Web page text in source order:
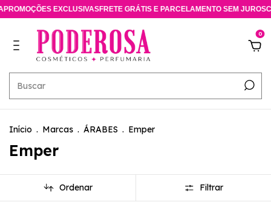
EXCLUSIVASFRETE GRÁTIS E PARCELAMENTO SEM JUROS
0
Início . Marcas . ÁRABES . Emper
Emper
Ordenar Filtrar